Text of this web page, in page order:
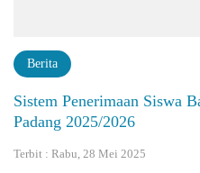
Berita
Sistem Penerimaan Siswa
Padang 2025/2026
Terbit : Rabu, 28 Mei 2025